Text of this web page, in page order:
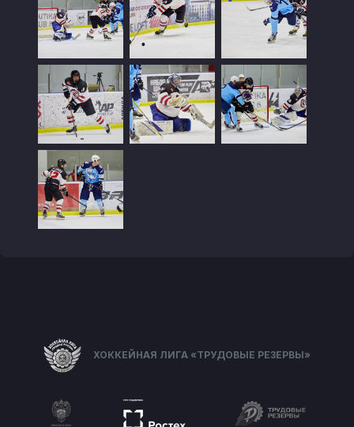
ХОККЕЙНАЯ ЛИГА «ТРУДОВЫЕ РЕЗЕРВЫ»